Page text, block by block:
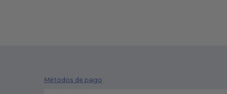
Métodos de pago